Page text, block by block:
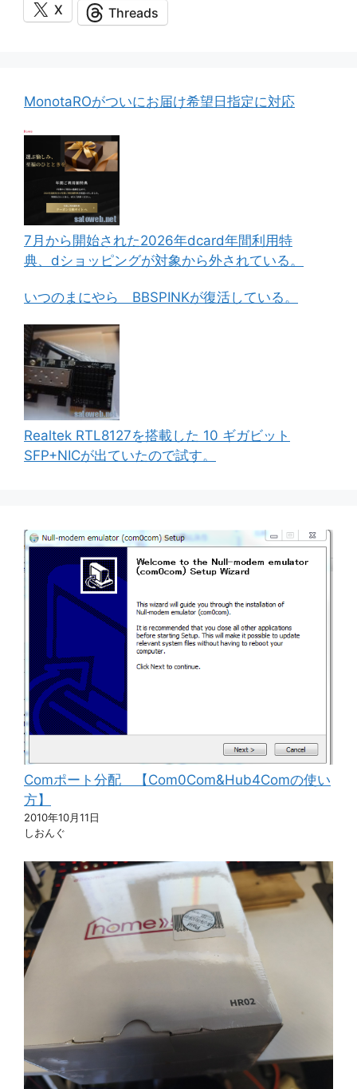
X Threads
MonotaROがついにお届け希望日指定に対応
7月から開始された2026年dcard年間利用特
典、dショッピングが対象から外されている。
いつのまにやら BBSPINKが復活している。
Realtek RTL8127を搭載した 10 ギガビット
SFP+NICが出ていたので試す。
Comポート分配 【Com0Com&Hub4Comの使い
方】
2010年10月11日
しおんぐ